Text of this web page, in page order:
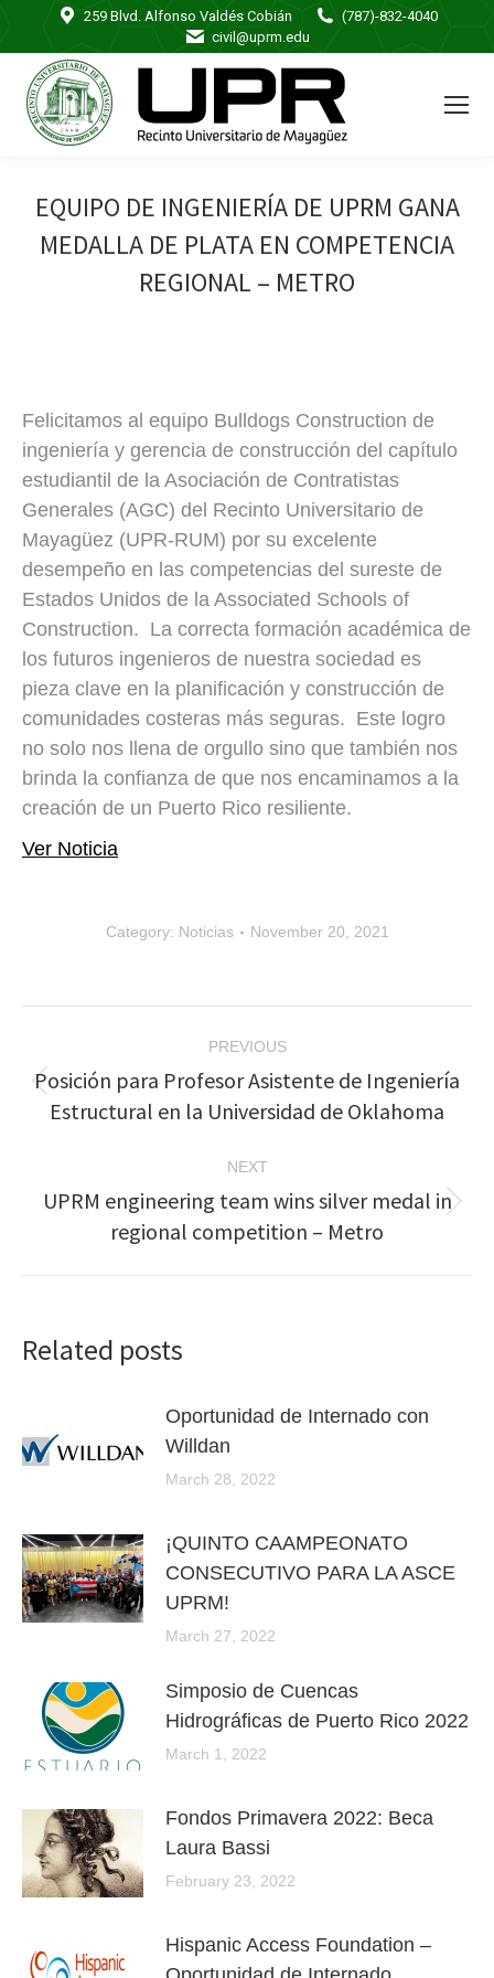
259 Blvd. Alfonso Valdés Cobián
(787)-832-4040
civil@uprm.edu
EQUIPO DE INGENIERÍA DE UPRM GANA
MEDALLA DE PLATA EN COMPETENCIA
REGIONAL – METRO
Felicitamos al equipo Bulldogs Construction de
ingeniería y gerencia de construcción del capítulo
estudiantil de la Asociación de Contratistas
Generales (AGC) del Recinto Universitario de
Mayagüez (UPR-RUM) por su excelente
desempeño en las competencias del sureste de
Estados Unidos de la Associated Schools of
Construction. La correcta formación académica de
los futuros ingenieros de nuestra sociedad es
pieza clave en la planificación y construcción de
comunidades costeras más seguras. Este logro
no solo nos llena de orgullo sino que también nos
brinda la confianza de que nos encaminamos a la
creación de un Puerto Rico resiliente.
Ver Noticia
Category: Noticias November 20, 2021
navigation
PREVIOUS
Previous
post:
Posición para Profesor Asistente de Ingeniería
Estructural en la Universidad de Oklahoma
NEXT
Next
post:
UPRM engineering team wins silver medal in
regional competition – Metro
Related posts
Oportunidad de Internado con
Willdan
March 28, 2022
¡QUINTO CAAMPEONATO
CONSECUTIVO PARA LA ASCE
UPRM!
March 27, 2022
Simposio de Cuencas
Hidrográficas de Puerto Rico 2022
March 1, 2022
Fondos Primavera 2022: Beca
Laura Bassi
February 23, 2022
Hispanic Access Foundation –